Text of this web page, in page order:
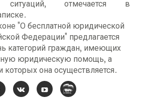
ситуаций, отмечается в
"О бесплатной юридической
Федерации" предлагается
категорий граждан, имеющих
юридическую помощь, а
которых она осуществляется.